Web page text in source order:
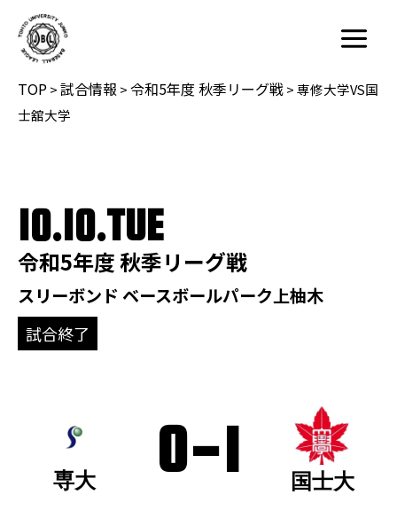
Main
Menu
TOP>試合情報 >令和5年度 秋季リーグ戦>専修大学VS国
士舘大学
10.10.TUE
令和5年度 秋季リーグ戦
スリーボンド ベースボールパーク上柚木
試合終了
専大 0-1 国士大